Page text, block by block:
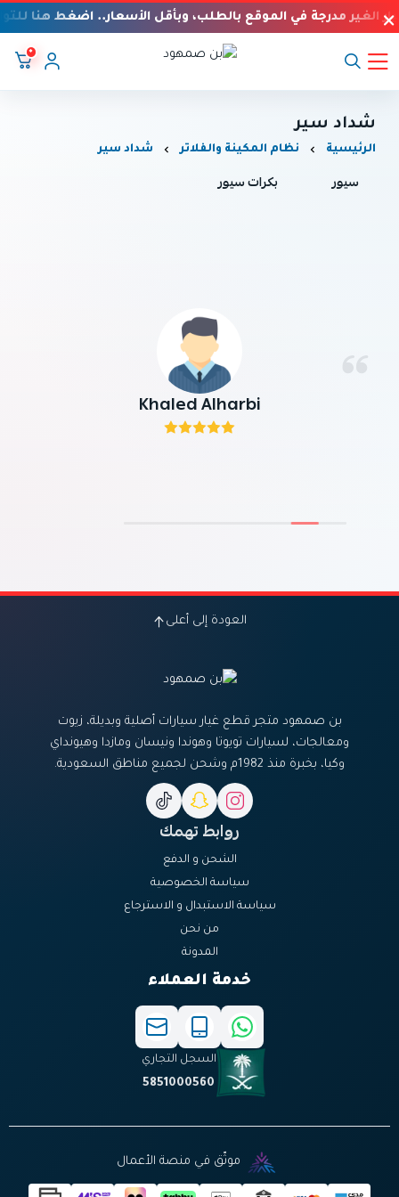
الغير مدرجة في الموقع بالطلب، وبأقل الأسعار.. اضغط هنا
٠
شداد سير
الرئيسية نظام المكينة والفلاتر شداد سير
سيور بكرات سيور
Khaled Alharbi
العودة إلى أعلى
بن صمهود متجر قطع غيار سيارات أصلية وبديلة، زيوت
ومعالجات، لسيارات تويوتا وهوندا ونيسان ومازدا وهيونداي
وكيا، بخبرة منذ 1982م وشحن لجميع مناطق السعودية.
روابط تهمك
الشحن و الدفع
سياسة الخصوصية
سياسة الاستبدال و الاسترجاع
من نحن
المدونة
خدمة العملاء
السجل التجاري
5851000560
موثّق في منصة الأعمال